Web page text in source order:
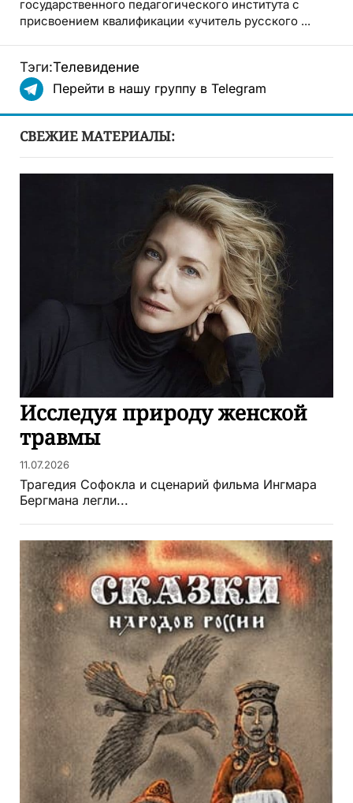
государственного педагогического института с
присвоением квалификации «учитель русского ...
Тэги:Телевидение
Перейти в нашу группу в Telegram
СВЕЖИЕ МАТЕРИАЛЫ:
Исследуя природу женской
травмы
11.07.2026
Трагедия Софокла и сценарий фильма Ингмара
Бергмана легли...